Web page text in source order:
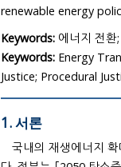
renewable energy
Keywords: 에너지 전환
Keywords: Energy
Justice; Procedural
1. 서론
국내의 재생에너지